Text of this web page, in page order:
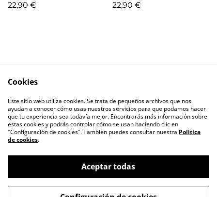
22,90 €
22,90 €
Política de
privacidad
Política de cookies
©2026RIL editores
Cookies
Este sitio web utiliza cookies. Se trata de pequeños archivos que nos
ayudan a conocer cómo usas nuestros servicios para que podamos hacer
que tu experiencia sea todavía mejor. Encontrarás más información sobre
estas cookies y podrás controlar cómo se usan haciendo clic en
"Configuración de cookies". También puedes consultar nuestra Política
de cookies.
Aceptar todas